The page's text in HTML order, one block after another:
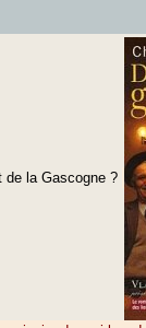
de la Gascogne ?